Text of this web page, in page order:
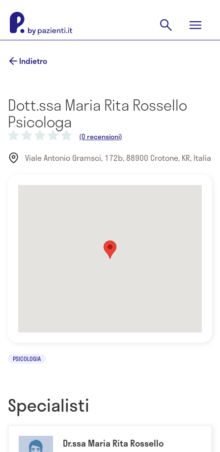
Indietro
Dott.ssa Maria Rita Rossello
Psicologa
(0 recensioni)
Viale Antonio Gramsci, 172b, 88900 Crotone, KR, Italia
PSICOLOGIA
Specialisti
Dr.ssa Maria Rita Rossello